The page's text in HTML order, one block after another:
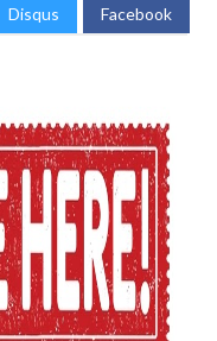
Disqus Facebook